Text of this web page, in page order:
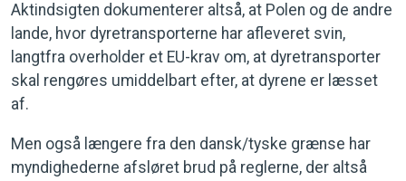
Aktindsigten dokumenterer altså, at Polen og de andre
lande, hvor dyretransporterne har afleveret svin,
langtfra overholder et EU-krav om, at dyretransporter
skal rengøres umiddelbart efter, at dyrene er læsset
af.
Men også længere fra den dansk/tyske grænse har
myndighederne afsløret brud på reglerne, der altså